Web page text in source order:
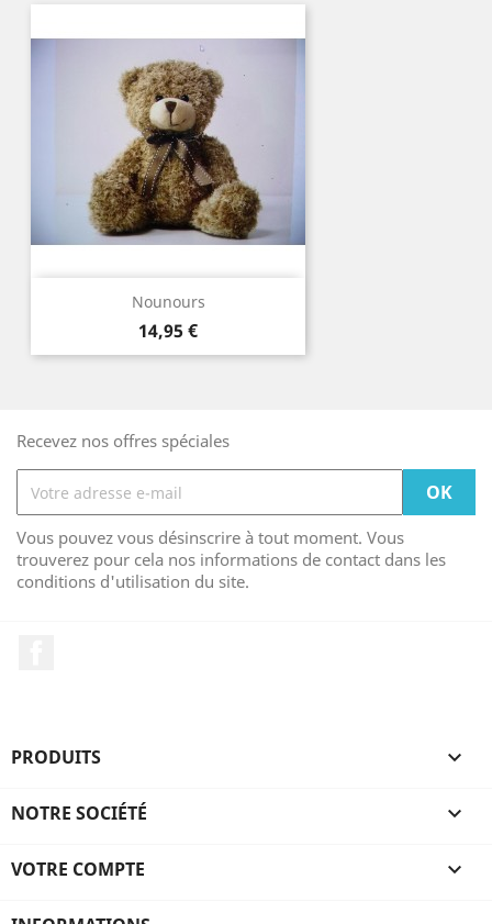
Nounours
Prix
14,95 €
Recevez nos offres spéciales
Vous pouvez vous désinscrire à tout moment. Vous
trouverez pour cela nos informations de contact dans les
conditions d'utilisation du site.
PRODUITS 
NOTRE SOCIÉTÉ 
VOTRE COMPTE 